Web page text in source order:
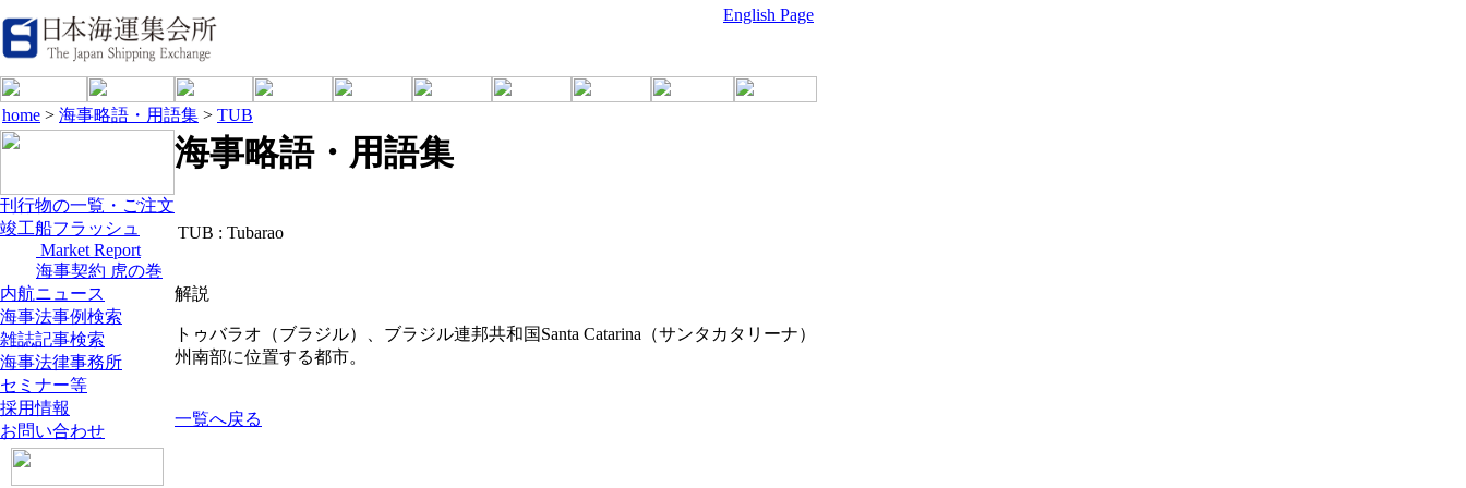
English Page
home > 海事略語・用語集 > TUB
刊行物の一覧・ご注文
竣工船フラッシュ
Market Report
海事契約 虎の巻
内航ニュース
海事法事例検索
雑誌記事検索
海事法律事務所
セミナー等
採用情報
お問い合わせ
海事略語・用語集
TUB : Tubarao
解説
トゥバラオ（ブラジル）、ブラジル連邦共和国Santa Catarina（サンタカタリーナ）
州南部に位置する都市。
一覧へ戻る